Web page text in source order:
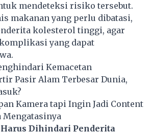
mendeteksi risiko tersebut.
makanan yang perlu dibatasi,
kolesterol tinggi, agar
yang dapat
Kemacetan
Pasir Alam Terbesar Dunia,
Kamera tapi Ingin Jadi Content
Mengatasinya
Dihindari Penderita